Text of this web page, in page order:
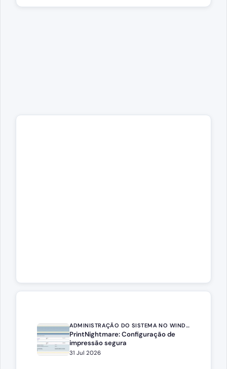
ADMINISTRAÇÃO DO SISTEMA NO WINDOWS SERVER
PrintNightmare: Configuração de
impressão segura
31 Jul 2026